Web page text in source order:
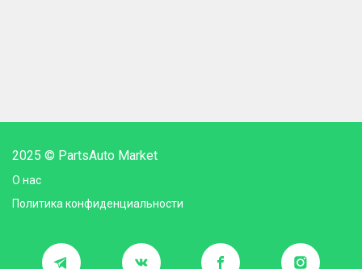
2025 © PartsAuto Market
О нас
Политика конфиденциальности